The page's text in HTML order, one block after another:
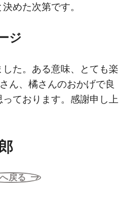
めた次第です。
ジ
た。ある意味、とても楽
ん、橘さんのおかげで良
ております。感謝申し上
戻る